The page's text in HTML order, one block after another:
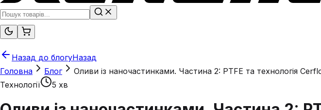
Назад до блогуНазад
Головна
Блог
Оливи із наночастинками. Частина 2: PTFЕ та технологія
Технології
5 хв